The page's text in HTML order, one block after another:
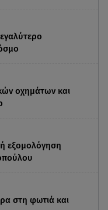
οχημάτων και
εξομολόγηση
στη φωτιά και